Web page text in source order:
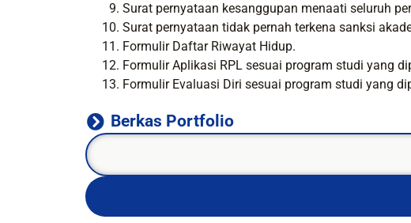
Surat pernyataan kesanggupan menaati seluruh
Surat pernyataan tidak pernah terkena sanksi
Formulir Daftar Riwayat Hidup.
Formulir Aplikasi RPL sesuai program studi yang
Formulir Evaluasi Diri sesuai program studi yang
Berkas Portfolio